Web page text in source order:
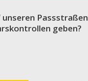
Passstraßen
geben?